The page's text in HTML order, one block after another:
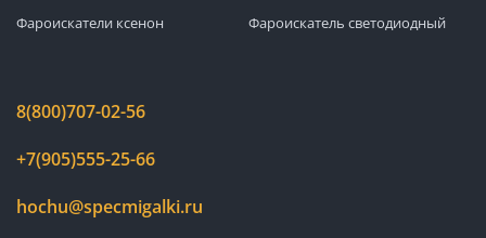
Фароискатели ксенон Фароискатель светодиодный
8(800)707-02-56
+7(905)555-25-66
hochu@specmigalki.ru